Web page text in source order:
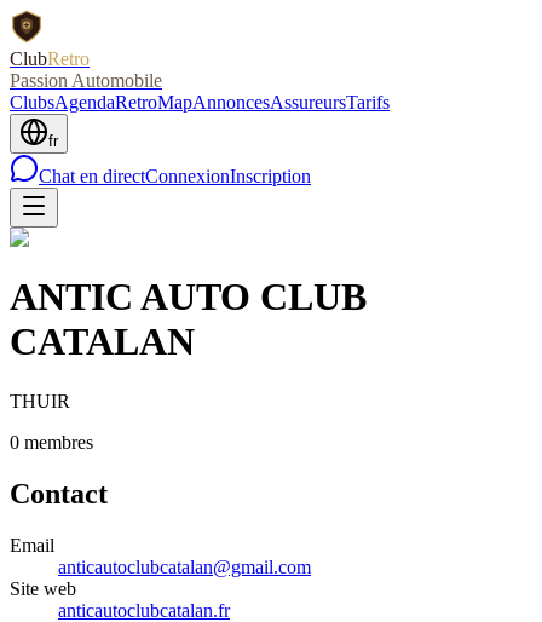
ClubRetro
Passion Automobile
ClubsAgendaRetroMapAnnoncesAssureursTarifs
fr
Chat en directConnexionInscription
ANTIC AUTO CLUB
CATALAN
THUIR
0 membres
Contact
Email
anticautoclubcatalan@gmail.com
Site web
anticautoclubcatalan.fr